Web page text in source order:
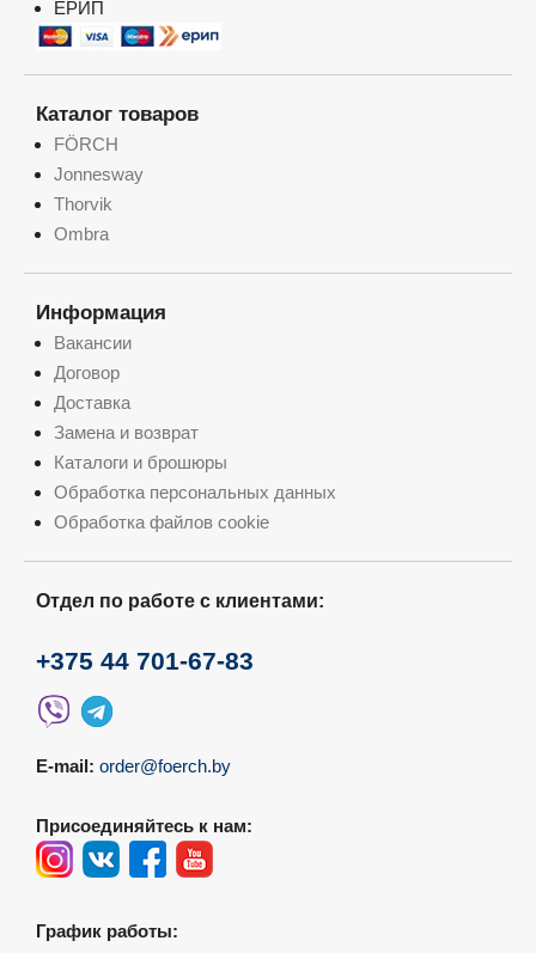
ЕРИП
Каталог товаров
FÖRCH
Jonnesway
Thorvik
Ombra
Информация
Вакансии
Договор
Доставка
Замена и возврат
Каталоги и брошюры
Обработка персональных данных
Обработка файлов cookie
Отдел по работе с клиентами:
+375 44 701-67-83
E-mail: order@foerch.by
Присоединяйтесь к нам:
График работы: